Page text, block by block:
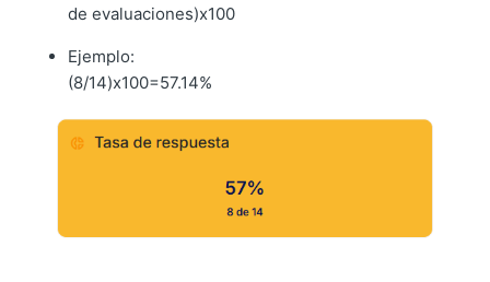
de evaluaciones)x100
Ejemplo:
(8/14)x100=57.14%